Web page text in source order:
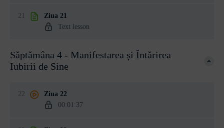
21
Ziua 21
Text lesson
Săptămâna 4 - Manifestarea și Întărirea
Iubirii de Sine
22
Ziua 22
00:01:37